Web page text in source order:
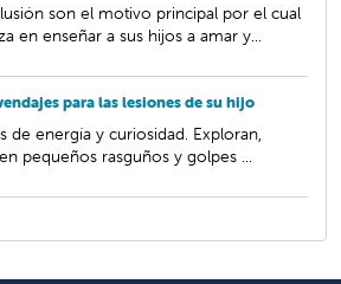
son el motivo principal por el cual
en enseñar a sus hijos a amar y...
para las lesiones de su hijo
de energía y curiosidad. Exploran,
pequeños rasguños y golpes ...